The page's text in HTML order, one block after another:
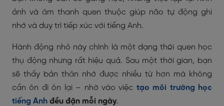
ảnh và âm thanh quen thuộc giúp não tự động ghi
nhớ và duy trì tiếp xúc với tiếng Anh.
Hành động nhỏ này chính là một dạng thói quen học
thụ động nhưng rất hiệu quả. Sau một thời gian, bạn
sẽ thấy bản thân nhớ được nhiều từ hơn mà không
cần ôn đi ôn lại – nhờ vào việc tạo môi trường học
tiếng Anh đều đặn mỗi ngày.